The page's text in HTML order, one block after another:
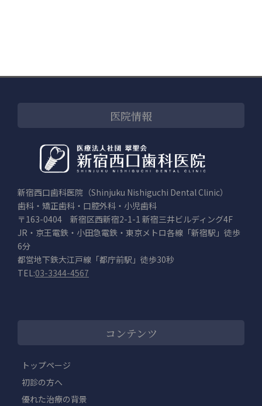
医院情報
新宿西口歯科医院（Shinjuku Nishiguchi Dental Clinic）
歯科・矯正歯科・口腔外科・小児歯科
〒163-0404 新宿区西新宿2-1-1 新宿三井ビルディング4F
JR・京王電鉄・小田急電鉄・東京メトロ各線「新宿駅」徒歩
6分
都営地下鉄大江戸線「都庁前駅」徒歩30秒
TEL:03-3344-4567
コンテンツ
トップページ
初診の方へ
優れた治療の背景